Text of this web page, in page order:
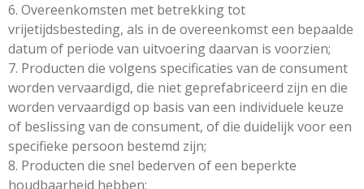
6. Overeenkomsten met betrekking tot
vrijetijdsbesteding, als in de overeenkomst een bepaalde
datum of periode van uitvoering daarvan is voorzien;
7. Producten die volgens specificaties van de consument
worden vervaardigd, die niet geprefabriceerd zijn en die
worden vervaardigd op basis van een individuele keuze
of beslissing van de consument, of die duidelijk voor een
specifieke persoon bestemd zijn;
8. Producten die snel bederven of een beperkte
houdbaarheid hebben;